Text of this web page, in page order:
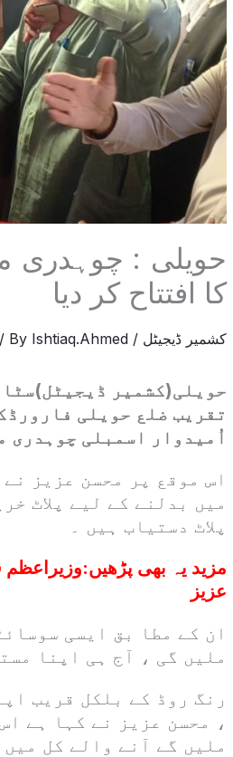
حویلی : چوہدری
کا افتتاح کر دیا
کشمیر ڈیجیٹل /
/ By Ishtiaq.Ahmed
حویلی(کشمیر
تقریب ضلع حویلی
اُمیدوار اسمبلی چوہدری
اس موقع پر محسن عزیز
میں بدلنے کے لیے پلاٹ
پلاٹ دستیاب ہیں ۔
مزید یہ بھی پڑھیں:وزیراعظم
عزیز
ان کے مطا بق ایسی
ملیں گی ، آج ہی اپنا
رنگ روڈ کے بلکل قریب
، محسن عزیز نے کہا ہے
ملیں گے آنے والے کل